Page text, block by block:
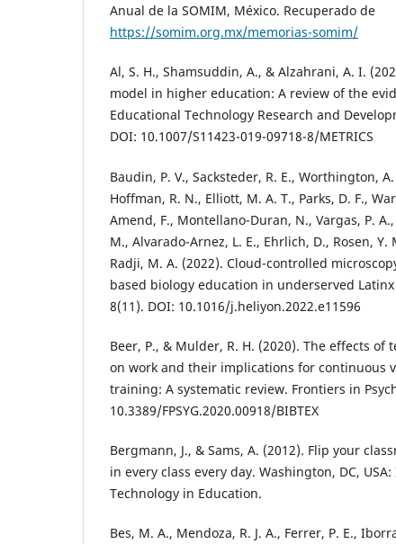
Anual de la SOMIM, México. Recuperado de
https://somim.org.mx/memorias-somim/
Al, S. H., Shamsuddin, A., & Alzahrani, A. I.
model in higher education: A review of the
Educational Technology Research and
DOI: 10.1007/S11423-019-09718-8/METRICS
Baudin, P. V., Sacksteder, R. E., Worthington,
Hoffman, R. N., Elliott, M. A. T., Parks, D. F.,
Amend, F., Montellano-Duran, N., Vargas, P.
M., Alvarado-Arnez, L. E., Ehrlich, D., Rosen,
Radji, M. A. (2022). Cloud-controlled
based biology education in underserved
8(11). DOI: 10.1016/j.heliyon.2022.e11596
Beer, P., & Mulder, R. H. (2020). The effects of
on work and their implications for continuous
training: A systematic review. Frontiers in
10.3389/FPSYG.2020.00918/BIBTEX
Bergmann, J., & Sams, A. (2012). Flip your
in every class every day. Washington, DC,
Technology in Education.
Bes, M. A., Mendoza, R. J. A., Ferrer, P. E.,